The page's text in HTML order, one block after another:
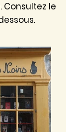
Consultez le